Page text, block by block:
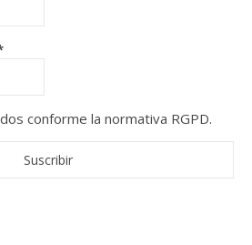
conforme la normativa RGPD.